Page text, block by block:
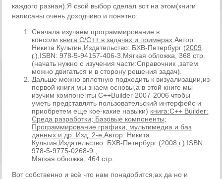
каждого разная).Я свой выбор сделал вот на этом(книги
написаны очень доходчиво и понятно:
Сначала изучаем программирование в
консоли:книга:C/C++ в задачах и примерах .Автор:
Никита Культин,Издательство: БХВ-Петербург (2009
г.),ISBN: 978-5-94157-406-3,Мягкая обложка, 368 стр.
(начать нужно с изучения части:Справочник ,затем
можно двигаться и в сторону решения задач).
Дальше можно вплотную подходить к визуализации,из
первой книги мы знаем основы,а в этой книге мы
изучим компоненты C++Builder 2007-2006 чтобы
уметь представлять пользовательский интерфейс и
приобретем еще кое-какие навыки) книга:C++ Builder:
Среда разработки; Базовые компоненты;
Программирование графики, мультимедиа и баз
данных и др. Изд. 2-е ,Автор: Никита
Культин,Издательство: БХВ-Петербург (2008 г.) ISBN:
978-5-9775-0268-9 ,
Мягкая обложка, 464 стр.
Вот собственно и всё что нам понадобится,ах да но и